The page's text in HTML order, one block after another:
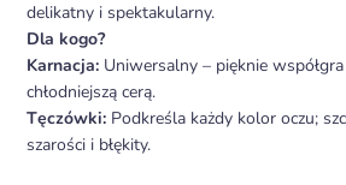
delikatny i spektakularny.
Dla kogo?
Karnacja: Uniwersalny – pięknie
chłodniejszą cerą.
Tęczówki: Podkreśla każdy kolor oczu;
szarości i błękity.